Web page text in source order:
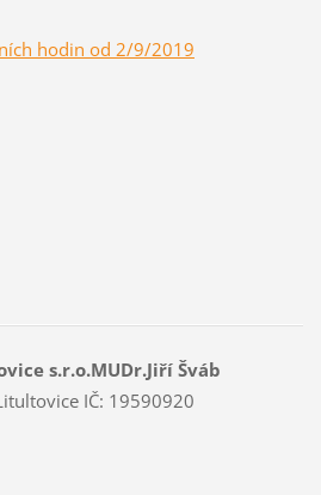
hodin od 2/9/2019
s.r.o.MUDr.Jiří Šváb
IČ: 19590920